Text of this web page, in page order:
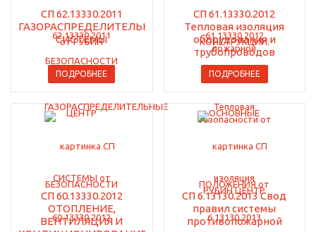
СП 62.13330.2011
ГАЗОРАСПРЕДЕЛИТЕЛЬНЫЕ
СИСТЕМЫ
ПОДРОБНЕЕ
СП 61.13330.2012
Тепловая изоляция
оборудования и
трубопроводов
ПОДРОБНЕЕ
СП 60.13330.2012
ОТОПЛЕНИЕ,
ВЕНТИЛЯЦИЯ И
СП 6.13130.2013 Свод
правил системы
противопожарной